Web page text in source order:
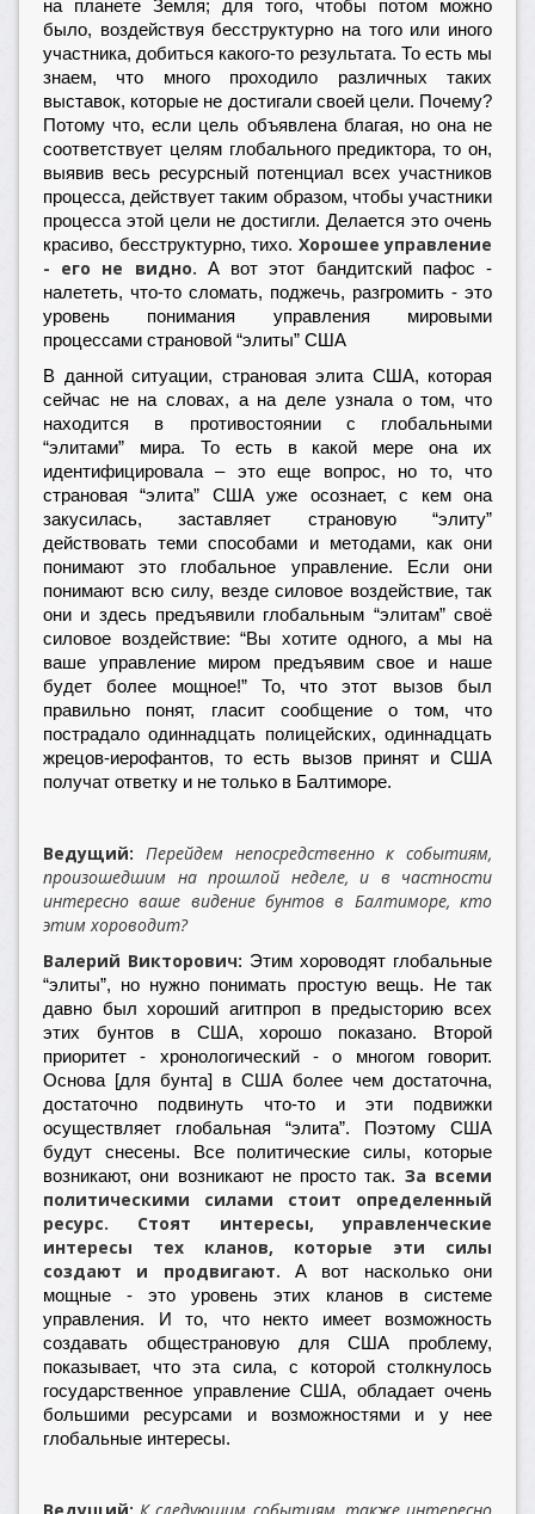
на планете Земля; для того, чтобы потом можно
было, воздействуя бесструктурно на того или иного
участника, добиться какого-то результата. То есть мы
знаем, что много проходило различных таких
выставок, которые не достигали своей цели. Почему?
Потому что, если цель объявлена благая, но она не
соответствует целям глобального предиктора, то он,
выявив весь ресурсный потенциал всех участников
процесса, действует таким образом, чтобы участники
процесса этой цели не достигли. Делается это очень
красиво, бесструктурно, тихо. Хорошее управление
- его не видно. А вот этот бандитский пафос -
налететь, что-то сломать, поджечь, разгромить - это
уровень понимания управления мировыми
процессами страновой “элиты” США
В данной ситуации, страновая элита США, которая
сейчас не на словах, а на деле узнала о том, что
находится в противостоянии с глобальными
“элитами” мира. То есть в какой мере она их
идентифицировала – это еще вопрос, но то, что
страновая “элита” США уже осознает, с кем она
закусилась, заставляет страновую “элиту”
действовать теми способами и методами, как они
понимают это глобальное управление. Если они
понимают всю силу, везде силовое воздействие, так
они и здесь предъявили глобальным “элитам” своё
силовое воздействие: “Вы хотите одного, а мы на
ваше управление миром предъявим свое и наше
будет более мощное!” То, что этот вызов был
правильно понят, гласит сообщение о том, что
пострадало одиннадцать полицейских, одиннадцать
жрецов-иерофантов, то есть вызов принят и США
получат ответку и не только в Балтиморе.
Ведущий: Перейдем непосредственно к событиям,
произошедшим на прошлой неделе, и в частности
интересно ваше видение бунтов в Балтиморе, кто
этим хороводит?
Валерий Викторович: Этим хороводят глобальные
“элиты”, но нужно понимать простую вещь. Не так
давно был хороший агитпроп в предысторию всех
этих бунтов в США, хорошо показано. Второй
приоритет - хронологический - о многом говорит.
Основа [для бунта] в США более чем достаточна,
достаточно подвинуть что-то и эти подвижки
осуществляет глобальная “элита”. Поэтому США
будут снесены. Все политические силы, которые
возникают, они возникают не просто так. За всеми
политическими силами стоит определенный
ресурс. Стоят интересы, управленческие
интересы тех кланов, которые эти силы
создают и продвигают. А вот насколько они
мощные - это уровень этих кланов в системе
управления. И то, что некто имеет возможность
создавать общестрановую для США проблему,
показывает, что эта сила, с которой столкнулось
государственное управление США, обладает очень
большими ресурсами и возможностями и у нее
глобальные интересы.